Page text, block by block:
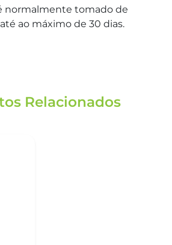
normalmente tomado de
ao máximo de 30 dias.
Relacionados